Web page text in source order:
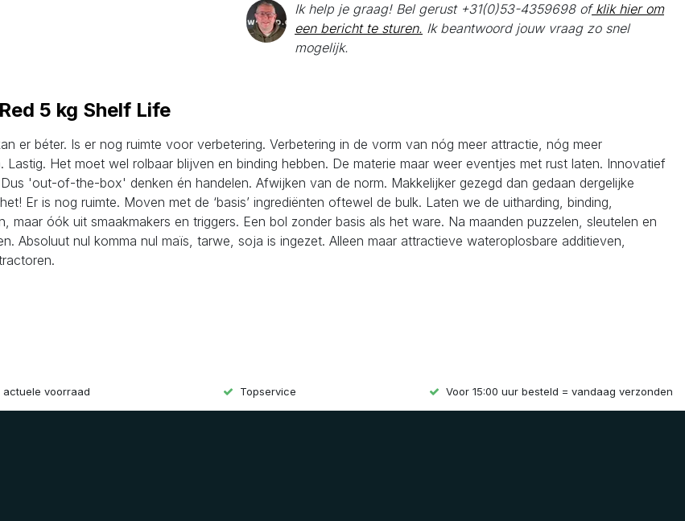
Ik help je graag! Bel gerust +31(0)53-4359698 ofklik hier om
een bericht te sturen. Ik beantwoord jouw vraag zo snel
mogelijk.
5 kg Shelf Life
er béter. Is er nog ruimte voor verbetering. Verbetering in de vorm van nóg meer attractie, nóg meer
Het moet wel rolbaar blijven en binding hebben. De materie maar weer eventjes met rust laten. Innovatief
'out-of-the-box' denken én handelen. Afwijken van de norm. Makkelijker gezegd dan gedaan dergelijke
Er is nog ruimte. Moven met de ‘basis’ ingrediënten oftewel de bulk. Laten we de uitharding, binding,
óók uit smaakmakers en triggers. Een bol zonder basis als het ware. Na maanden puzzelen, sleutelen en
Absoluut nul komma nul maïs, tarwe, soja is ingezet. Alleen maar attractieve wateroplosbare additieven,
actuele voorraad Topservice Voor 15:00 uur besteld = vandaag verzonden